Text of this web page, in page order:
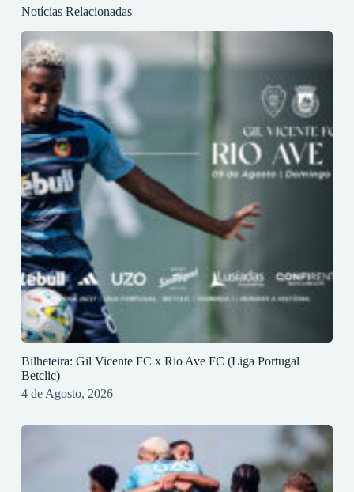
Notícias Relacionadas
Bilheteira: Gil Vicente FC x Rio Ave FC (Liga Portugal
Betclic)
4 de Agosto, 2026